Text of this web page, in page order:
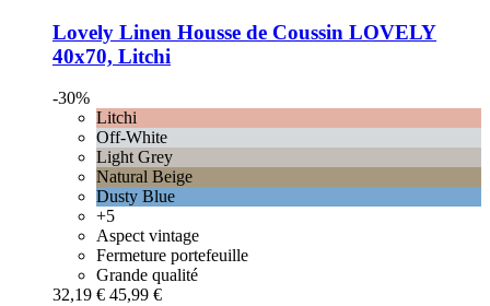
Lovely Linen Housse de Coussin LOVELY
40x70, Litchi
-30%
Litchi
Off-White
Light Grey
Natural Beige
Dusty Blue
+5
Aspect vintage
Fermeture portefeuille
Grande qualité
32,19 € 45,99 €